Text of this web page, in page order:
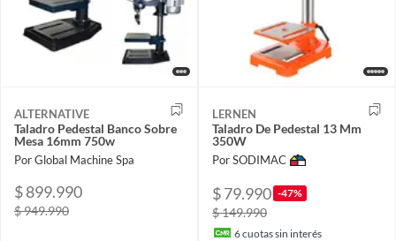
ALTERNATIVE
Taladro Pedestal Banco Sobre
Mesa 16mm 750w
Por Global Machine Spa
$ 899.990
$ 949.990
LERNEN
Taladro De Pedestal 13 Mm
350W
Por SODIMAC
$ 79.990 -47%
$ 149.990
6cuotas sin interés